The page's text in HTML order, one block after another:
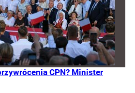
CPN? Minister